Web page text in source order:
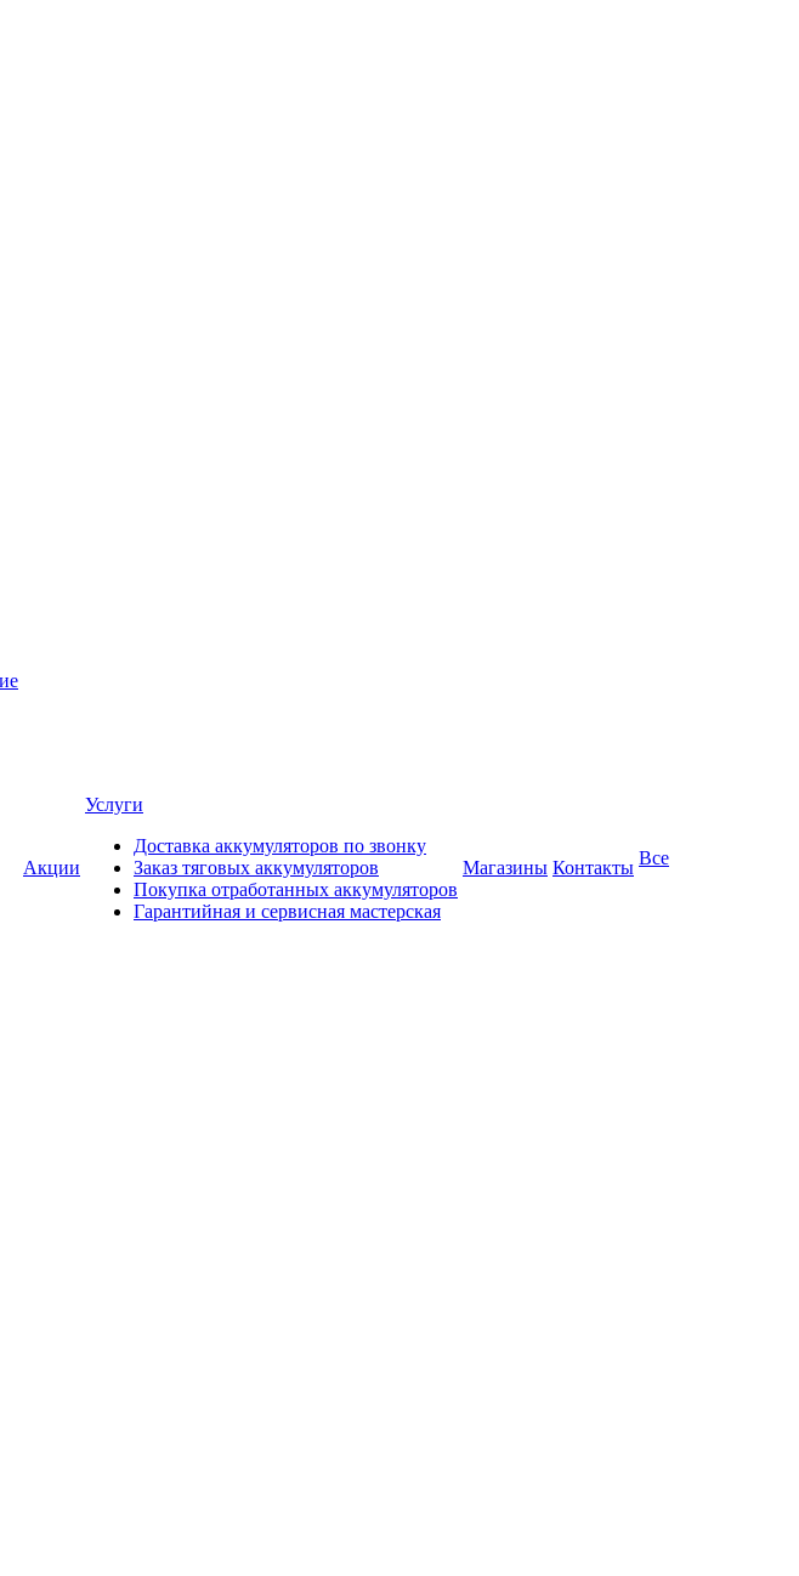
Акции
Услуги
Доставка аккумуляторов по звонку
Заказ тяговых аккумуляторов
Покупка отработанных аккумуляторов
Гарантийная и сервисная мастерская
Магазины Контакты Все